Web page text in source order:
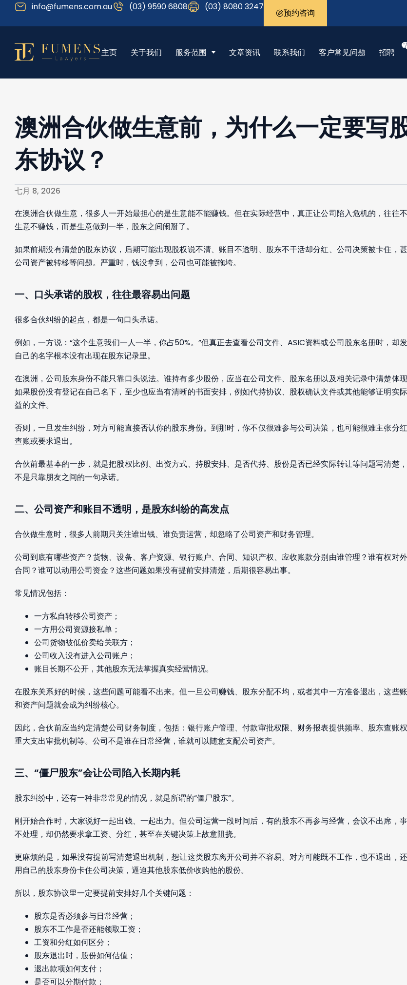
info@fumens.com.au (03) 9590 6808 (03) 8080 3247
预约咨询
主页 关于我们 服务范围 文章资讯 联系我们 客户常见问题 招聘
澳洲合伙做生意前，为什么一定要写
东协议？
七月 8, 2026
在澳洲合伙做生意，很多人一开始最担心的是生意能不能赚钱。但在实际经营中，真正让公司陷入危机的，往往
生意不赚钱，而是生意做到一半，股东之间闹掰了。
如果前期没有清楚的股东协议，后期可能出现股权说不清、账目不透明、股东不干活却分红、公司决策被卡住，
公司资产被转移等问题。严重时，钱没拿到，公司也可能被拖垮。
一、口头承诺的股权，往往最容易出问题
很多合伙纠纷的起点，都是一句口头承诺。
例如，一方说：“这个生意我们一人一半，你占50%。”但真正去查看公司文件、ASIC资料或公司股东名册时，却
自己的名字根本没有出现在股东记录里。
在澳洲，公司股东身份不能只靠口头说法。谁持有多少股份，应当在公司文件、股东名册以及相关记录中清楚体现
如果股份没有登记在自己名下，至少也应当有清晰的书面安排，例如代持协议、股权确认文件或其他能够证明实
益的文件。
否则，一旦发生纠纷，对方可能直接否认你的股东身份。到那时，你不仅很难参与公司决策，也可能很难主张分红
查账或要求退出。
合伙前最基本的一步，就是把股权比例、出资方式、持股安排、是否代持、股份是否已经实际转让等问题写清楚
不是只靠朋友之间的一句承诺。
二、公司资产和账目不透明，是股东纠纷的高发点
合伙做生意时，很多人前期只关注谁出钱、谁负责运营，却忽略了公司资产和财务管理。
公司到底有哪些资产？货物、设备、客户资源、银行账户、合同、知识产权、应收账款分别由谁管理？谁有权对
合同？谁可以动用公司资金？这些问题如果没有提前安排清楚，后期很容易出事。
常见情况包括：
一方私自转移公司资产；
一方用公司资源接私单；
公司货物被低价卖给关联方；
公司收入没有进入公司账户；
账目长期不公开，其他股东无法掌握真实经营情况。
在股东关系好的时候，这些问题可能看不出来。但一旦公司赚钱、股东分配不均，或者其中一方准备退出，这些
和资产问题就会成为纠纷核心。
因此，合伙前应当约定清楚公司财务制度，包括：银行账户管理、付款审批权限、财务报表提供频率、股东查账权
重大支出审批机制等。公司不是谁在日常经营，谁就可以随意支配公司资产。
三、“僵尸股东”会让公司陷入长期内耗
股东纠纷中，还有一种非常常见的情况，就是所谓的“僵尸股东”。
刚开始合作时，大家说好一起出钱、一起出力。但公司运营一段时间后，有的股东不再参与经营，会议不出席，
不处理，却仍然要求拿工资、分红，甚至在关键决策上故意阻挠。
更麻烦的是，如果没有提前写清楚退出机制，想让这类股东离开公司并不容易。对方可能既不工作，也不退出，
用自己的股东身份卡住公司决策，逼迫其他股东低价收购他的股份。
所以，股东协议里一定要提前安排好几个关键问题：
股东是否必须参与日常经营；
股东不工作是否还能领取工资；
工资和分红如何区分；
股东退出时，股份如何估值；
退出款项如何支付；
是否可以分期付款；